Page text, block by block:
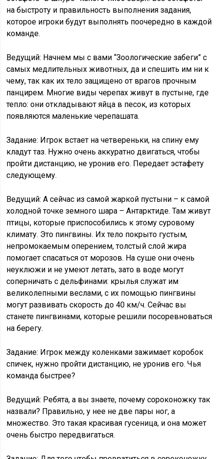
на быстроту и правильность выполнения задания,
которое игроки будут выполнять поочередно в каждой
команде.
Ведущий: Начнем мы с вами “Зоологические забеги” с
самых медлительных животных, да и спешить им ни к
чему, так как их тело защищено от врагов прочным
панцирем. Многие виды черепах живут в пустыне, где
тепло: они откладывают яйца в песок, из которых
появляются маленькие черепашата.
Задание: Игрок встает на четвереньки, на спину ему
кладут таз. Нужно очень аккуратно двигаться, чтобы
пройти дистанцию, не уронив его. Передает эстафету
следующему.
Ведущий: А сейчас из самой жаркой пустыни – к самой
холодной точке земного шара – Антарктиде. Там живут
птицы, которые приспособились к этому суровому
климату. Это пингвины. Их тело покрыто густым,
непромокаемым оперением, толстый слой жира
помогает спасаться от морозов. На суше они очень
неуклюжи и не умеют летать, зато в воде могут
соперничать с дельфинами: крылья служат им
великолепными веслами, с их помощью пингвины
могут развивать скорость до 40 км/ч. Сейчас вы
станете пингвинами, которые решили посоревноваться
на берегу.
Задание: Игрок между коленками зажимает коробок
спичек, нужно пройти дистанцию, не уронив его. Чья
команда быстрее?
Ведущий: Ребята, а вы знаете, почему сороконожку так
назвали? Правильно, у нее не две пары ног, а
множество. Это такая красивая гусеница, и она может
очень быстро передвигаться.